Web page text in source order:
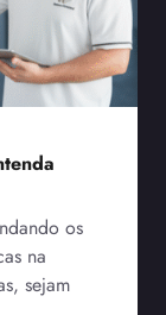
os
na
sejam